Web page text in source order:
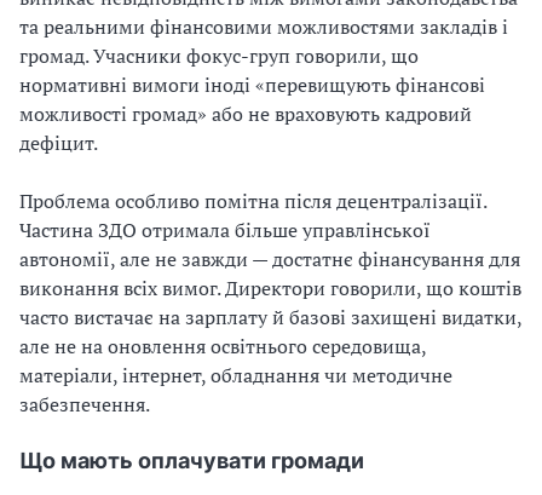
та реальними фінансовими можливостями закладів і
громад. Учасники фокус-груп говорили, що
нормативні вимоги іноді «перевищують фінансові
можливості громад» або не враховують кадровий
дефіцит.
Проблема особливо помітна після децентралізації.
Частина ЗДО отримала більше управлінської
автономії, але не завжди — достатнє фінансування для
виконання всіх вимог. Директори говорили, що коштів
часто вистачає на зарплату й базові захищені видатки,
але не на оновлення освітнього середовища,
матеріали, інтернет, обладнання чи методичне
забезпечення.
Що мають оплачувати громади